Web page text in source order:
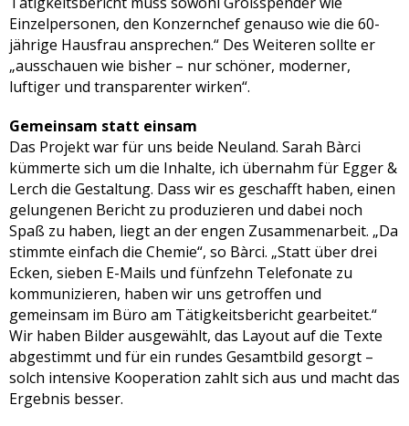
Einzelpersonen, den Konzernchef genauso wie die 60-
jährige Hausfrau ansprechen.“ Des Weiteren sollte er
„ausschauen wie bisher – nur schöner, moderner,
luftiger und transparenter wirken“.
Gemeinsam statt einsam
Das Projekt war für uns beide Neuland. Sarah Bàrci
kümmerte sich um die Inhalte, ich übernahm für Egger &
Lerch die Gestaltung. Dass wir es geschafft haben, einen
gelungenen Bericht zu produzieren und dabei noch
Spaß zu haben, liegt an der engen Zusammenarbeit. „Da
stimmte einfach die Chemie“, so Bàrci. „Statt über drei
Ecken, sieben E-Mails und fünfzehn Telefonate zu
kommunizieren, haben wir uns getroffen und
gemeinsam im Büro am Tätigkeitsbericht gearbeitet.“
Wir haben Bilder ausgewählt, das Layout auf die Texte
abgestimmt und für ein rundes Gesamtbild gesorgt –
solch intensive Kooperation zahlt sich aus und macht das
Ergebnis besser.